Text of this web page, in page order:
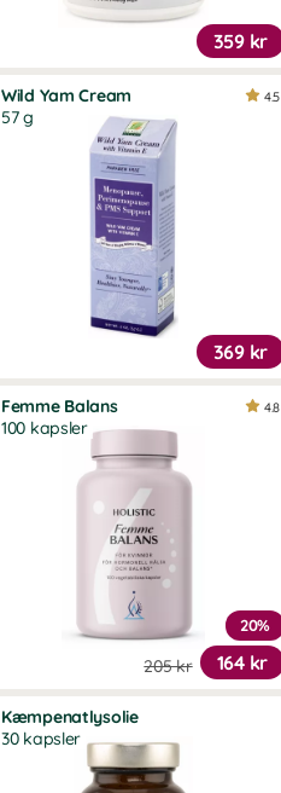
359 kr
Wild Yam Cream
57 g
369 kr
4.5
Femme Balans
100 kapsler
20%
164 kr
205 kr
4.8
Kæmpenatlysolie
30 kapsler